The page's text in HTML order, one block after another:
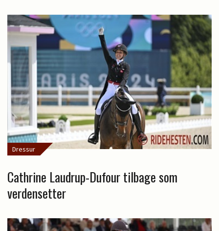
Dressur
Cathrine Laudrup-Dufour tilbage som
verdensetter